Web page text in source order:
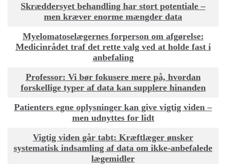
Titel
Skræddersyet behandling har stort potentiale –
men kræver enorme mængder data
Myelomatoselægernes forperson om afgørelse:
Medicinrådet traf det rette valg ved at holde fast i
anbefaling
Professor: Vi bør fokusere mere på, hvordan
forskellige typer af data kan supplere hinanden
Patienters egne oplysninger kan give vigtig viden –
men udnyttes for lidt
Vigtig viden går tabt: Kræftlæger ønsker
systematisk indsamling af data om ikke-anbefalede
lægemidler